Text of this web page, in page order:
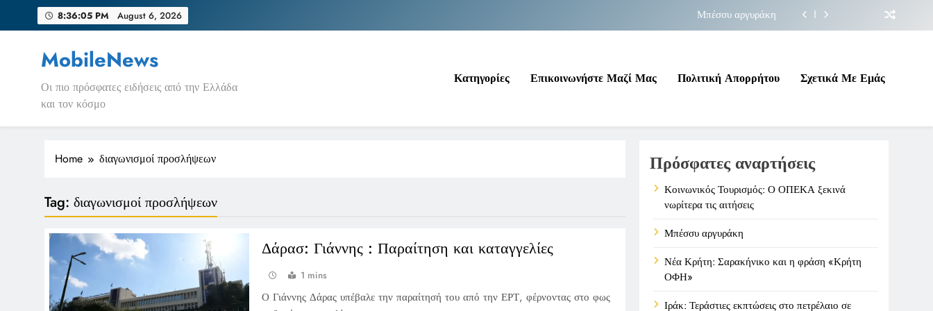
8:36:05 PM August 6, 2026
Μπέσσυ αργυράκη
Ιράκ: Τεράστιες εκπτώσεις στο πετρέλαιο σε επικίνδυνη γεωπολιτική συγκυρία
Μπέσσυ αργυράκη
Νέα Κρήτη: Σαρακήνικο και η φράση «Κρήτη ΟΦΗ»
Ιράκ: Τεράστιες εκπτώσεις στο πετρέλαιο σε επικίνδυνη γεωπολιτική συγκυρία
MobileNews
Οι πιο πρόσφατες ειδήσεις από την Ελλάδα
και τον κόσμο
Κατηγορίες Επικοινωνήστε Μαζί Μας Πολιτική Απορρήτου Σχετικά Με Εμάς
Home διαγωνισμοί προσλήψεων
Tag: διαγωνισμοί προσλήψεων
Δάρασ: Γιάννης : Παραίτηση και καταγγελίες
1 mins
Ο Γιάννης Δάρας υπέβαλε την παραίτησή του από την ΕΡΤ, φέρνοντας στο φως
Πρόσφατες αναρτήσεις
Κοινωνικός Τουρισμός: Ο ΟΠΕΚΑ ξεκινά
νωρίτερα τις αιτήσεις
Μπέσσυ αργυράκη
Νέα Κρήτη: Σαρακήνικο και η φράση «Κρήτη
ΟΦΗ»
Ιράκ: Τεράστιες εκπτώσεις στο πετρέλαιο σε